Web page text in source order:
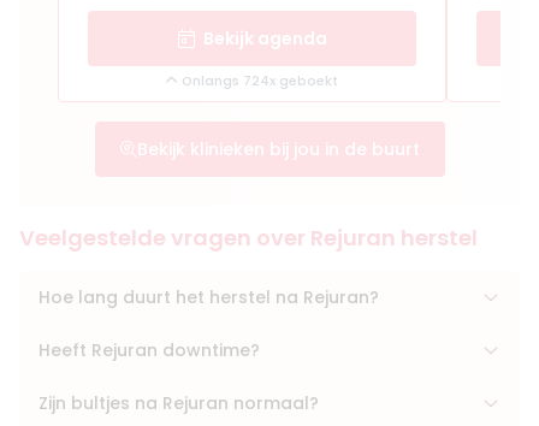
Bekijk agenda
Onlangs 724x geboekt
Bekijk klinieken bij jou in de buurt
Veelgestelde vragen over Rejuran herstel
Hoe lang duurt het herstel na Rejuran?
Heeft Rejuran downtime?
Zijn bultjes na Rejuran normaal?